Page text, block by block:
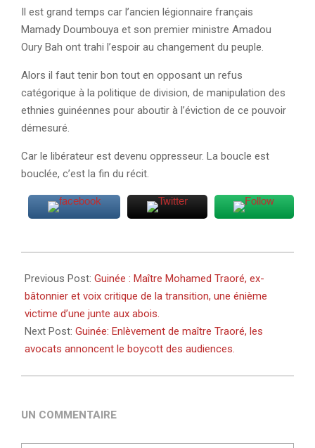
Il est grand temps car l’ancien légionnaire français
Mamady Doumbouya et son premier ministre Amadou
Oury Bah ont trahi l’espoir au changement du peuple.
Alors il faut tenir bon tout en opposant un refus
catégorique à la politique de division, de manipulation des
ethnies guinéennes pour aboutir à l’éviction de ce pouvoir
démesuré.
Car le libérateur est devenu oppresseur. La boucle est
bouclée, c’est la fin du récit.
06-
21
Previous Post: Guinée : Maître Mohamed Traoré, ex-
bâtonnier et voix critique de la transition, une énième
victime d’une junte aux abois.
Next Post: Guinée: Enlèvement de maître Traoré, les
avocats annoncent le boycott des audiences.
UN COMMENTAIRE